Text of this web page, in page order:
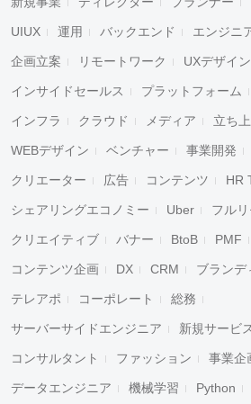
UIUX 運用 バックエンド エンジニ
企画立案 リモートワーク UXデザイン
インサイドセールス プラットフォーム
インフラ クラウド メディア 立ち
WEBデザイン ベンチャー 事業開発
クリエーター 広告 コンテンツ HR
シェアリングエコノミー Uber フル
クリエイティブ バナー BtoB PMF
コンテンツ企画 DX CRM ブランデ
テレアポ コーポレート 総務
サーバーサイドエンジニア 新規サービ
コンサルタント ファッション 事業企
データエンジニア 機械学習 Python